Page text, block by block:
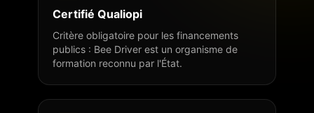
Certifié Qualiopi
Critère obligatoire pour les financements
publics : Bee Driver est un organisme de
formation reconnu par l'État.